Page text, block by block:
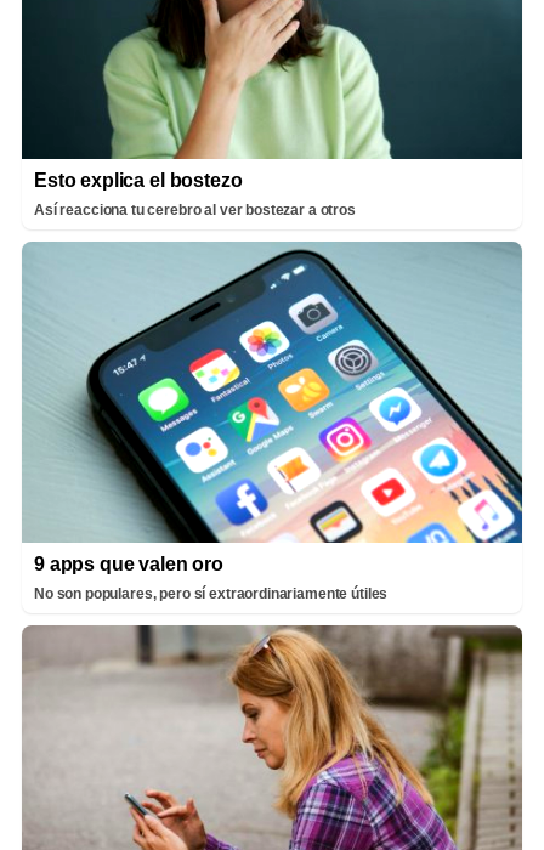
Esto explica el bostezo
Así reacciona tu cerebro al ver bostezar a otros
9 apps que valen oro
No son populares, pero sí extraordinariamente útiles